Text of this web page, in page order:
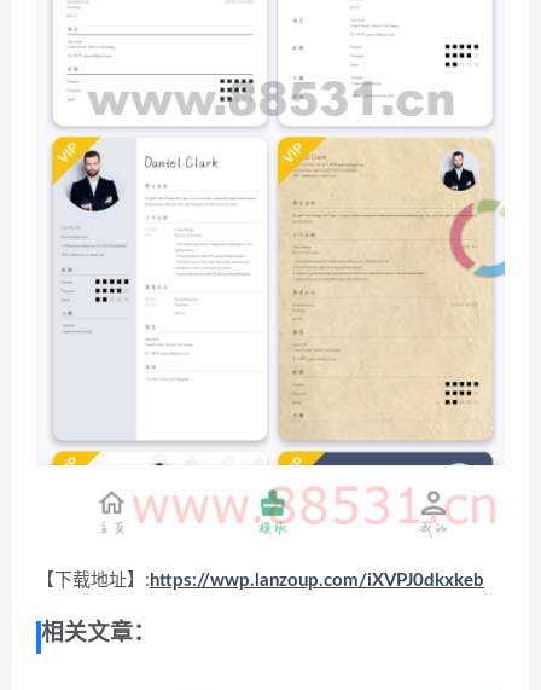
【下载地址】: https://wwp.lanzoup.com/iXVPJ0dkxkeb
相关文章：